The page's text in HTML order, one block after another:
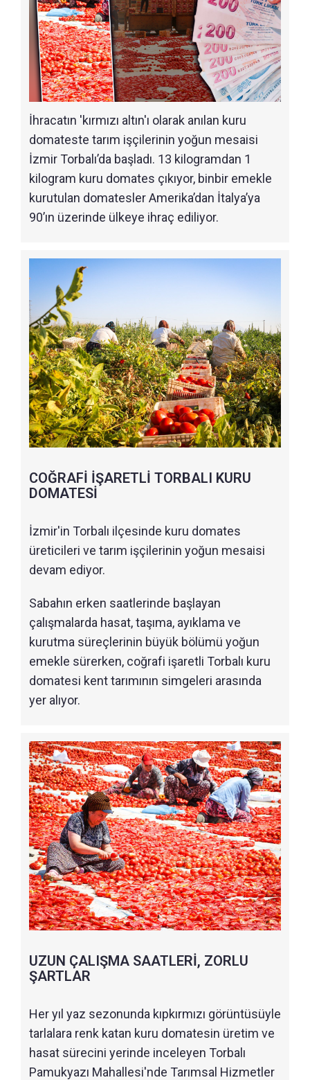
İhracatın 'kırmızı altın'ı olarak anılan kuru
domateste tarım işçilerinin yoğun mesaisi
İzmir Torbalı’da başladı. 13 kilogramdan 1
kilogram kuru domates çıkıyor, binbir emekle
kurutulan domatesler Amerika’dan İtalya’ya
90’ın üzerinde ülkeye ihraç ediliyor.
COĞRAFİ İŞARETLİ TORBALI KURU
DOMATESİ
İzmir'in Torbalı ilçesinde kuru domates
üreticileri ve tarım işçilerinin yoğun mesaisi
devam ediyor.
Sabahın erken saatlerinde başlayan
çalışmalarda hasat, taşıma, ayıklama ve
kurutma süreçlerinin büyük bölümü yoğun
emekle sürerken, coğrafi işaretli Torbalı kuru
domatesi kent tarımının simgeleri arasında
yer alıyor.
UZUN ÇALIŞMA SAATLERİ, ZORLU
ŞARTLAR
Her yıl yaz sezonunda kıpkırmızı görüntüsüyle
tarlalara renk katan kuru domatesin üretim ve
hasat sürecini yerinde inceleyen Torbalı
Pamukyazı Mahallesi'nde Tarımsal Hizmetler